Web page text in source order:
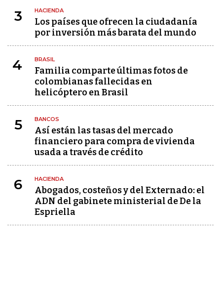
3 HACIENDA
Los países que ofrecen la ciudadanía
por inversión más barata del mundo
4 BRASIL
Familia comparte últimas fotos de
colombianas fallecidas en
helicóptero en Brasil
5 BANCOS
Así están las tasas del mercado
financiero para compra de vivienda
usada a través de crédito
6 HACIENDA
Abogados, costeños y del Externado: el
ADN del gabinete ministerial de De la
Espriella